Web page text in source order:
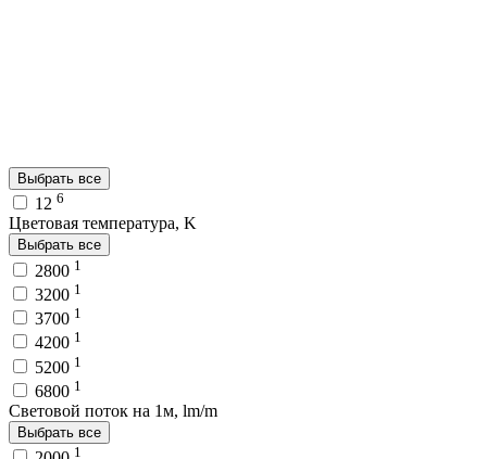
Выбрать все
12 6
Цветовая температура, K
Выбрать все
2800 1
3200 1
3700 1
4200 1
5200 1
6800 1
Световой поток на 1м, lm/m
Выбрать все
1